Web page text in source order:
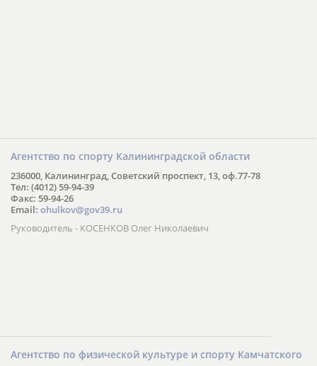
Агентство по спорту Калининградской области
236000, Калининград, Советский проспект, 13, оф.77-78
Тел: (4012) 59-94-39
Факс: 59-94-26
Email: ohulkov@gov39.ru
Руководитель - КОСЕНКОВ Олег Николаевич
Агентство по физической культуре и спорту Камчатского